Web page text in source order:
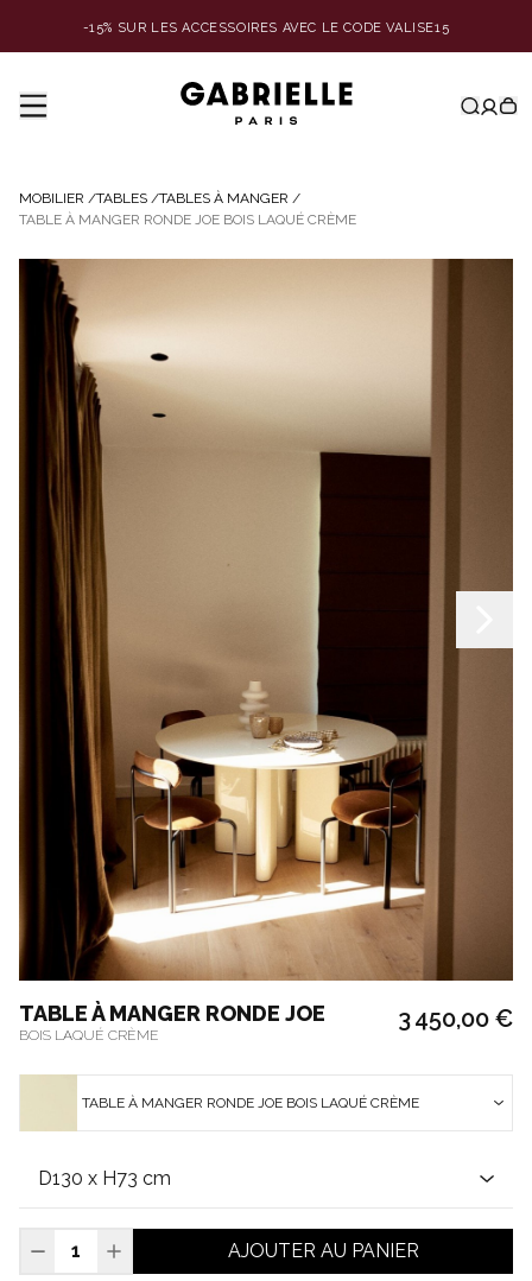
-15% SUR LES ACCESSOIRES AVEC LE CODE VALISE15
MOBILIER /TABLES /TABLES À MANGER /
TABLE À MANGER RONDE JOE BOIS LAQUÉ CRÈME
TABLE À MANGER RONDE JOE
BOIS LAQUÉ CRÈME
3 450,00 €
TABLE À MANGER RONDE JOE BOIS LAQUÉ CRÈME
AJOUTER AU PANIER